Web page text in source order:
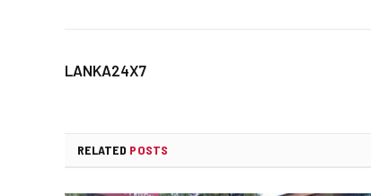
LANKA24X7
RELATED POSTS